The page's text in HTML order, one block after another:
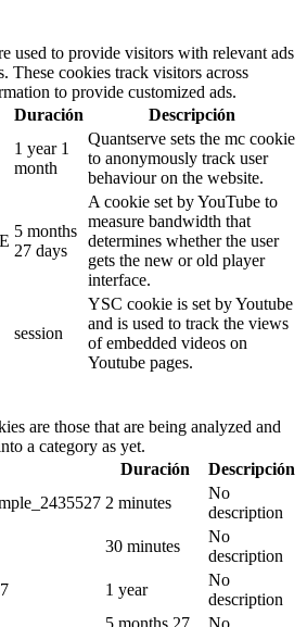
used to provide visitors with relevant ads
These cookies track visitors across
to provide customized ads.
Duración Descripción
1 year 1
month
Quantserve sets the mc cookie
to anonymously track user
behaviour on the website.
5 months
27 days
A cookie set by YouTube to
measure bandwidth that
determines whether the user
gets the new or old player
interface.
session
YSC cookie is set by Youtube
and is used to track the views
of embedded videos on
Youtube pages.
are those that are being analyzed and
a category as yet.
Duración
Descripción
2 minutes
No
description
30 minutes
No
description
1 year
No
description